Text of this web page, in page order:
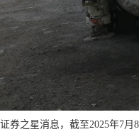
之星消息，截至2025年7月8